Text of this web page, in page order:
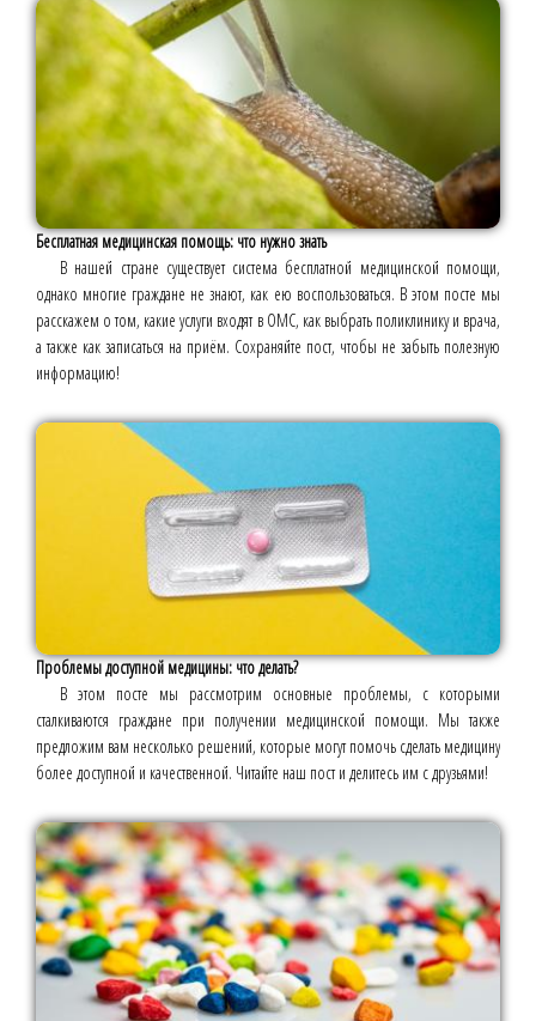
Бесплатная медицинская помощь: что нужно знать
В нашей стране существует система бесплатной медицинской помощи,
однако многие граждане не знают, как ею воспользоваться. В этом посте мы
расскажем о том, какие услуги входят в ОМС, как выбрать поликлинику и врача,
а также как записаться на приём. Сохраняйте пост, чтобы не забыть полезную
информацию!
Проблемы доступной медицины: что делать?
В этом посте мы рассмотрим основные проблемы, с которыми
сталкиваются граждане при получении медицинской помощи. Мы также
предложим вам несколько решений, которые могут помочь сделать медицину
более доступной и качественной. Читайте наш пост и делитесь им с друзьями!